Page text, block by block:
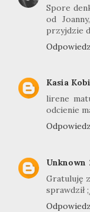
Spore
od
przyjdzie
Odpowiedz
Kasia
lirene
odcienie
Odpowiedz
Unknown
Gratuluję
sprawdził
Odpowiedz